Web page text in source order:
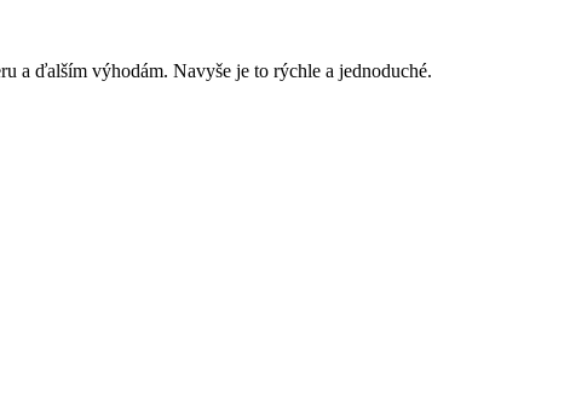
a ďalším výhodám. Navyše je to rýchle a jednoduché.